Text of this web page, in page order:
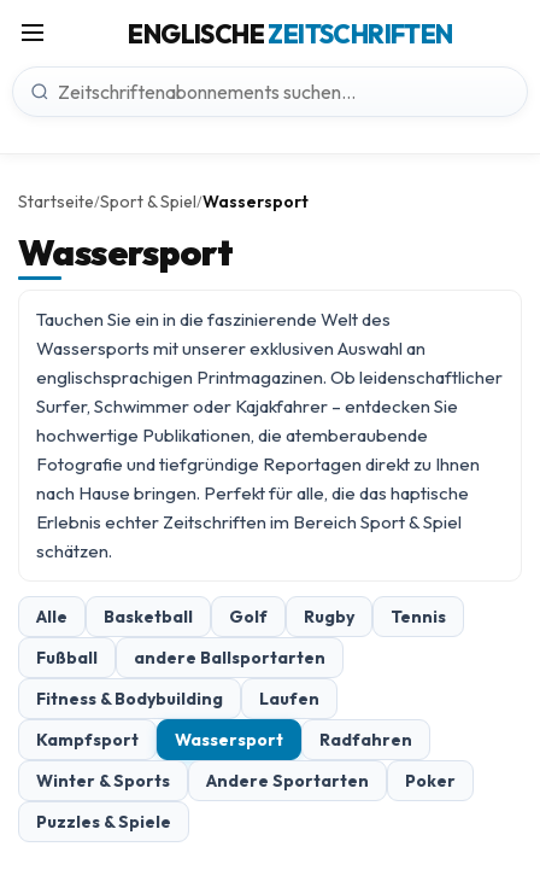
ENGLISCHEZEITSCHRIFTEN
Startseite/Sport & Spiel/Wassersport
Wassersport
Tauchen Sie ein in die faszinierende Welt des
Wassersports mit unserer exklusiven Auswahl an
englischsprachigen Printmagazinen. Ob leidenschaftlicher
Surfer, Schwimmer oder Kajakfahrer – entdecken Sie
hochwertige Publikationen, die atemberaubende
Fotografie und tiefgründige Reportagen direkt zu Ihnen
nach Hause bringen. Perfekt für alle, die das haptische
Erlebnis echter Zeitschriften im Bereich Sport & Spiel
schätzen.
Alle Basketball Golf Rugby
Tennis
Fußball
andere Ballsportarten
Fitness & Bodybuilding
Laufen
Kampfsport
Wassersport
Radfahren
Winter & Sports
Andere Sportarten
Poker
Puzzles & Spiele